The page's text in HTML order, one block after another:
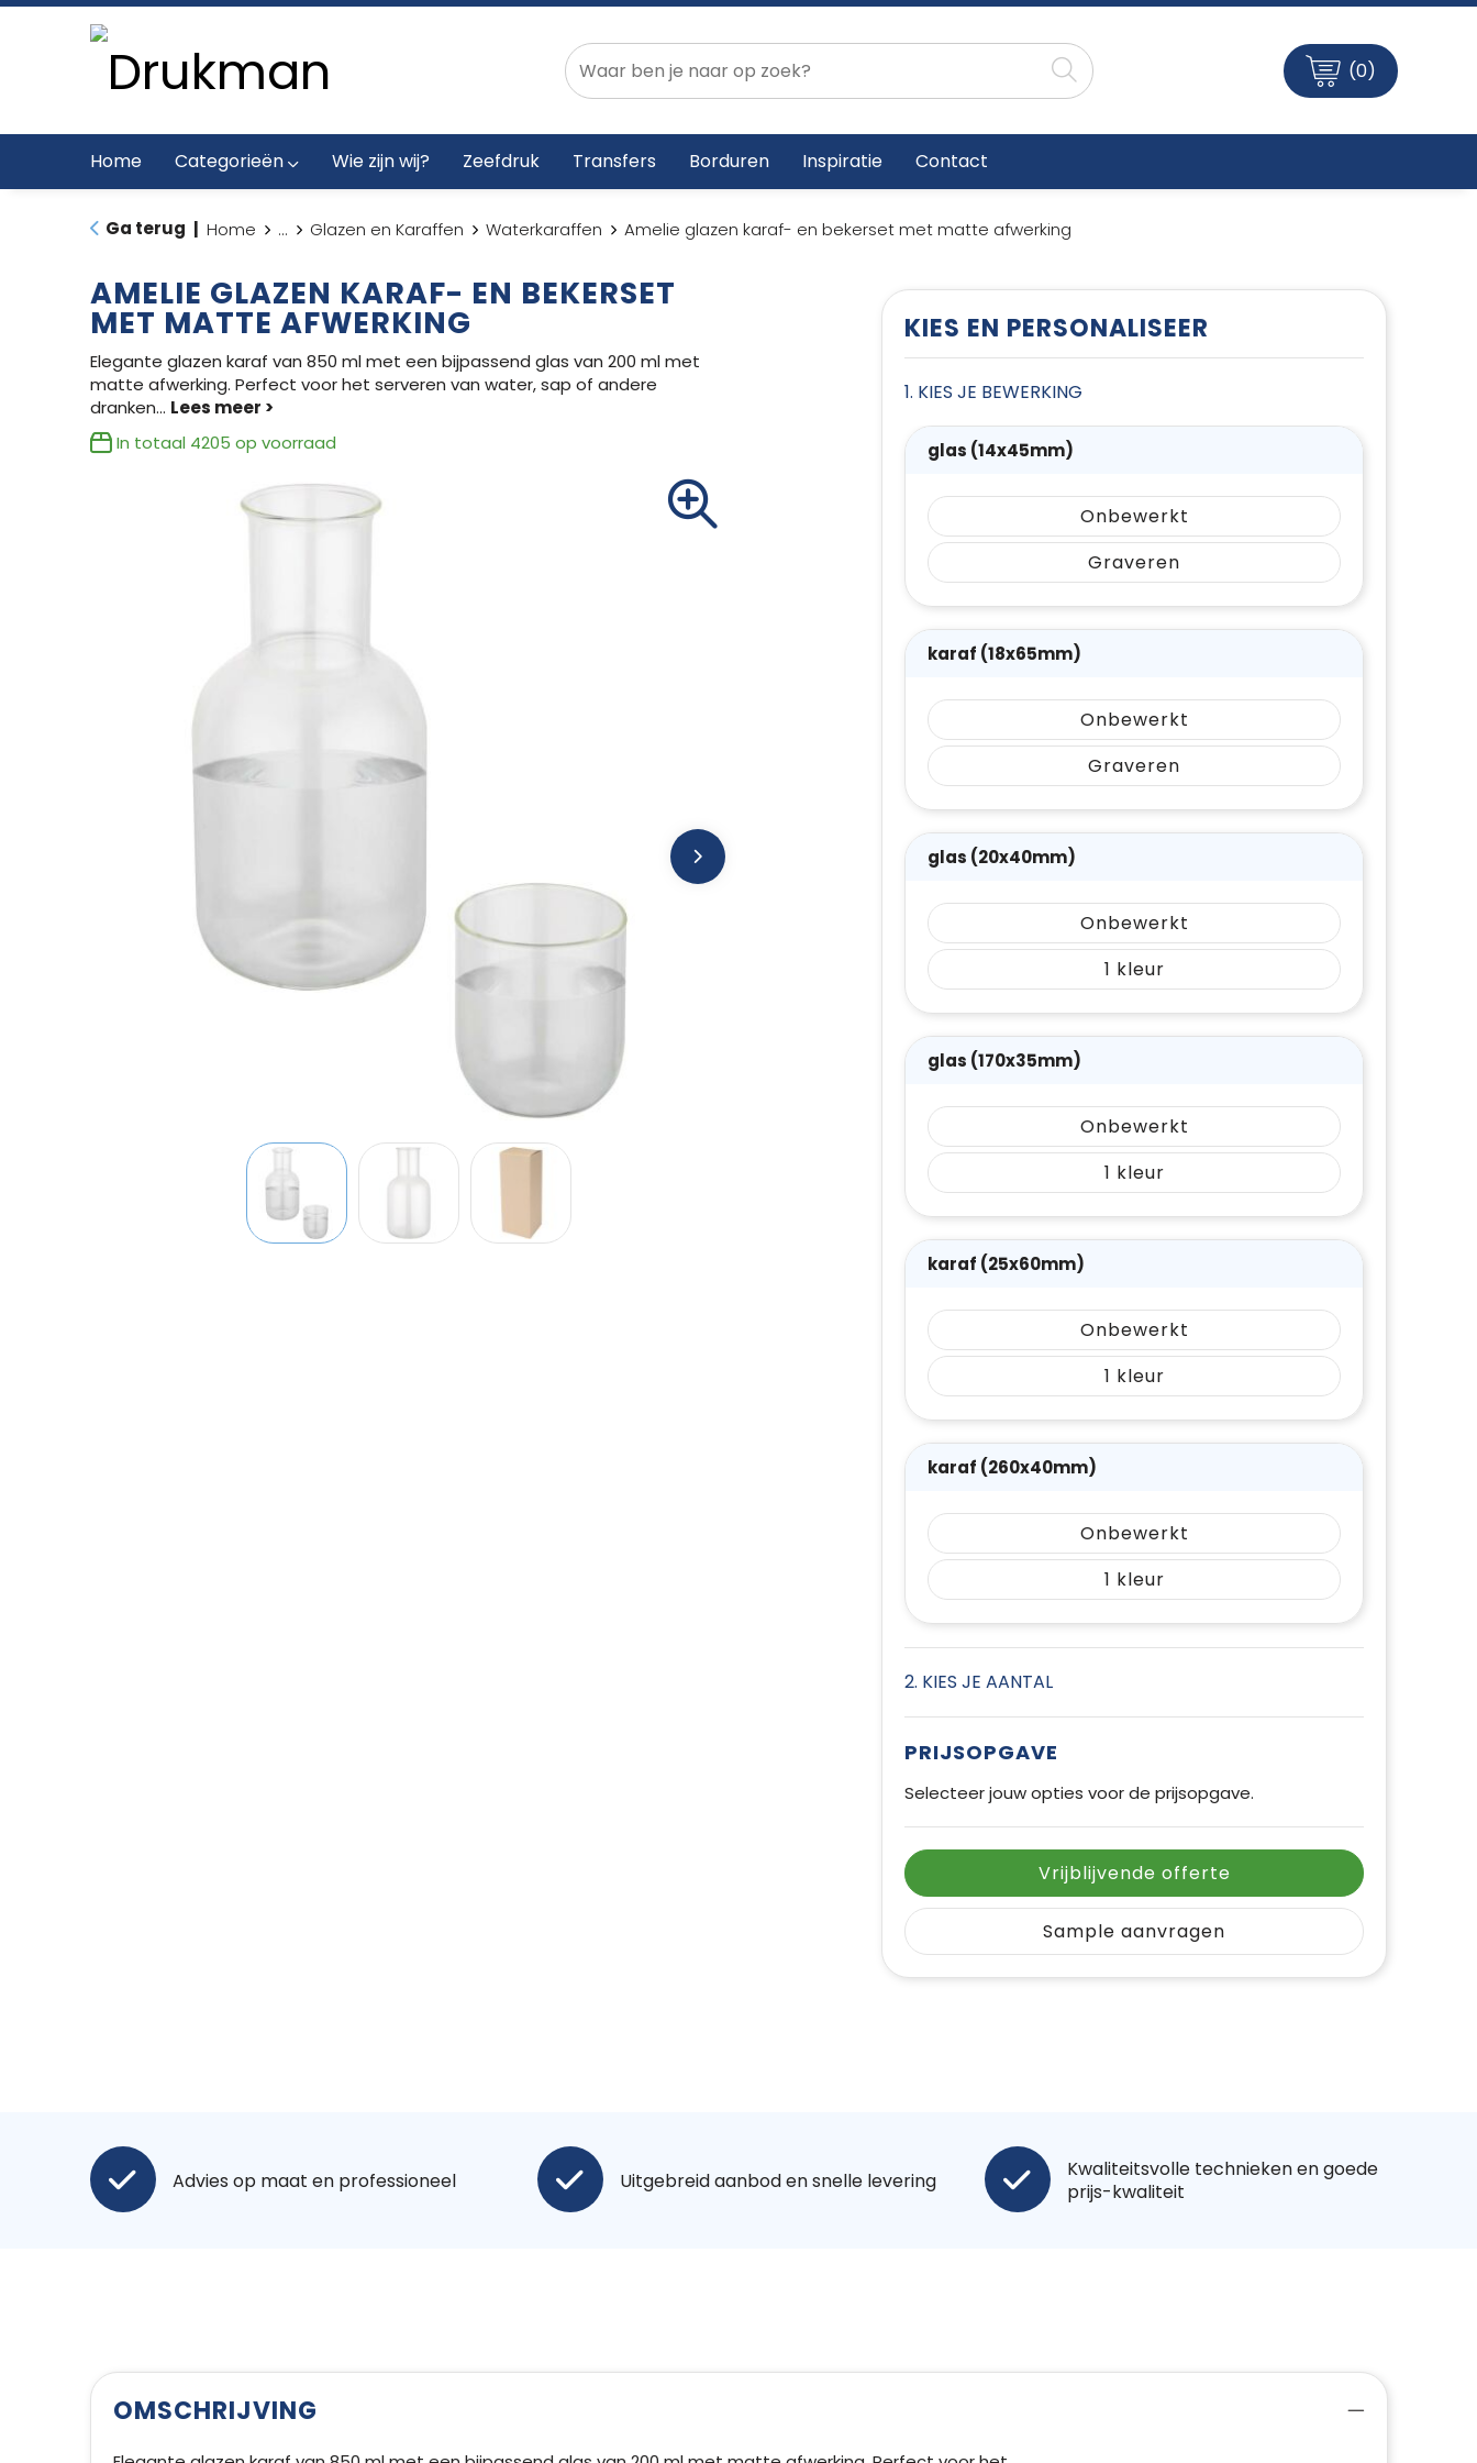
(0)
Home Categorieën Wie zijn wij? Zeefdruk Transfers Borduren Inspiratie Contact
Ga terug Home ... Glazen en Karaffen Waterkaraffen Amelie glazen karaf- en bekerset met matte afwerking
AMELIE GLAZEN KARAF- EN BEKERSET
MET MATTE AFWERKING
Elegante glazen karaf van 850 ml met een bijpassend glas van 200 ml met
matte afwerking. Perfect voor het serveren van water, sap of andere
dranken...
In totaal 4205 op voorraad
KIES EN PERSONALISEER
1. KIES JE BEWERKING
glas (14x45mm)
Onbewerkt
Graveren
karaf (18x65mm)
Onbewerkt
Graveren
glas (20x40mm)
Onbewerkt
1
glas (170x35mm)
Onbewerkt
1
karaf (25x60mm)
Onbewerkt
1
karaf (260x40mm)
Onbewerkt
1
2. KIES JE AANTAL
PRIJSOPGAVE
Selecteer jouw opties voor de prijsopgave.
Vrijblijvende offerte
Sample aanvragen
Advies op maat en professioneel Uitgebreid aanbod en snelle levering
Kwaliteitsvolle technieken en goede
prijs-kwaliteit
OMSCHRIJVING